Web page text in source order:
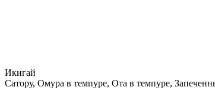
Икигай
Сатору, Омура в темпуре, Ота в темпуре,